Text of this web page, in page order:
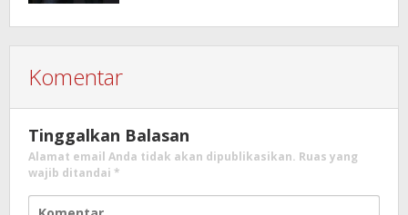
Komentar
Tinggalkan Balasan
Alamat email Anda tidak akan dipublikasikan. Ruas yang
wajib ditandai *